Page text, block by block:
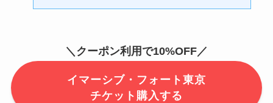
＼クーポン利用で10%OFF／
イマーシブ・フォート東京
チケット購入する